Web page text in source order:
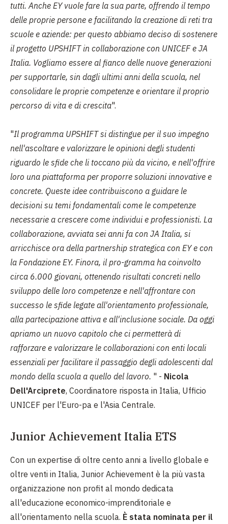
tutti. Anche EY vuole fare la sua parte, offrendo il tempo
delle proprie persone e facilitando la creazione di reti tra
scuole e aziende: per questo abbiamo deciso di sostenere
il progetto UPSHIFT in collaborazione con UNICEF e JA
Italia. Vogliamo essere al fianco delle nuove generazioni
per supportarle, sin dagli ultimi anni della scuola, nel
consolidare le proprie competenze e orientare il proprio
percorso di vita e di crescita".
"Il programma UPSHIFT si distingue per il suo impegno
nell'ascoltare e valorizzare le opinioni degli studenti
riguardo le sfide che li toccano più da vicino, e nell'offrire
loro una piattaforma per proporre soluzioni innovative e
concrete. Queste idee contribuiscono a guidare le
decisioni su temi fondamentali come le competenze
necessarie a crescere come individui e professionisti. La
collaborazione, avviata sei anni fa con JA Italia, si
arricchisce ora della partnership strategica con EY e con
la Fondazione EY. Finora, il pro-gramma ha coinvolto
circa 6.000 giovani, ottenendo risultati concreti nello
sviluppo delle loro competenze e nell'affrontare con
successo le sfide legate all'orientamento professionale,
alla partecipazione attiva e all'inclusione sociale. Da oggi
apriamo un nuovo capitolo che ci permetterà di
rafforzare e valorizzare le collaborazioni con enti locali
essenziali per facilitare il passaggio degli adolescenti dal
mondo della scuola a quello del lavoro. " - Nicola
Dell'Arciprete, Coordinatore risposta in Italia, Ufficio
UNICEF per l'Euro-pa e l'Asia Centrale.
Junior Achievement Italia ETS
Con un expertise di oltre cento anni a livello globale e
oltre venti in Italia, Junior Achievement è la più vasta
organizzazione non profit al mondo dedicata
all'educazione economico-imprenditoriale e
all'orientamento nella scuola. È stata nominata per il